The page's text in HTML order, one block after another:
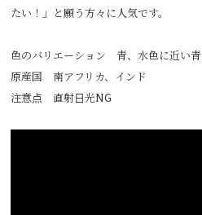
たい！」と願う方々に人気です。
色のバリエーション 青、水色に近い青
原産国 南アフリカ、インド
注意点 直射日光NG